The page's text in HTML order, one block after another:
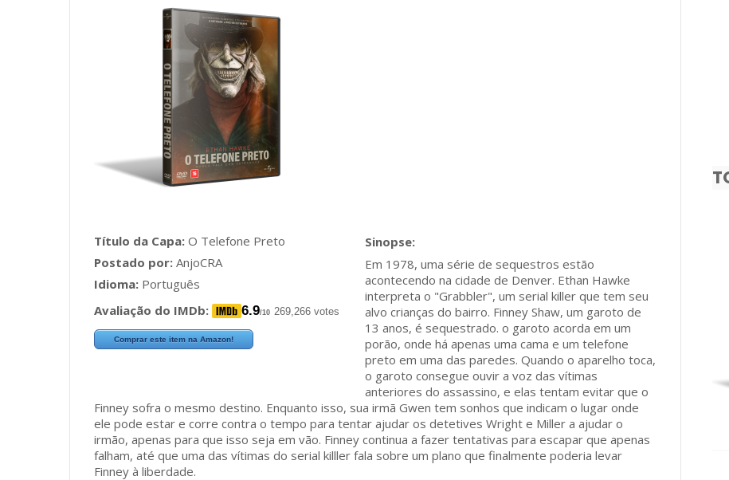
Título da Capa: O Telefone Preto
Postado por: AnjoCRA
Idioma: Português
Avaliação do IMDb:
6.9/10 269,266 votes
Comprar este item na Amazon!
Em 1978, uma série de sequestros estão
acontecendo na cidade de Denver. Ethan Hawke
interpreta o "Grabbler", um serial killer que tem seu
alvo crianças do bairro. Finney Shaw, um garoto de
13 anos, é sequestrado. o garoto acorda em um
porão, onde há apenas uma cama e um telefone
preto em uma das paredes. Quando o aparelho toca,
o garoto consegue ouvir a voz das vítimas
anteriores do assassino, e elas tentam evitar que o
Finney sofra o mesmo destino. Enquanto isso, sua irmã Gwen tem sonhos que indicam o lugar onde
ele pode estar e corre contra o tempo para tentar ajudar os detetives Wright e Miller a ajudar o
irmão, apenas para que isso seja em vão. Finney continua a fazer tentativas para escapar que apenas
falham, até que uma das vítimas do serial killler fala sobre um plano que finalmente poderia levar
Finney à liberdade.